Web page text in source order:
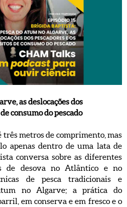
as deslocações dos
consumo do pescado
metros de comprimento, mas
apenas dentro de uma lata de
conversa sobre as diferentes
de desova no Atlântico e no
de pesca tradicionais e
no Algarve; a prática do
em conserva e em fresco e o